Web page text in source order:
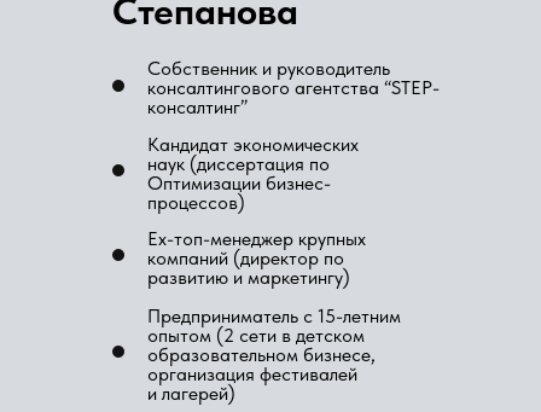
Собственник и руководитель
консалтингового агентства “STEP-
консалтинг”
Кандидат экономических
наук (диссертация по
Оптимизации бизнес-
процессов)
Ex-топ-менеджер крупных
компаний (директор по
развитию и маркетингу)
Предприниматель с 15-летним
опытом (2 сети в детском
образовательном бизнесе,
организация фестивалей
и лагерей)
Степанова